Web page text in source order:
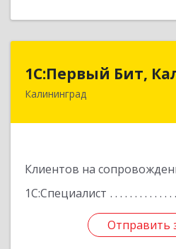
1С:Первый Бит,
Калининград
Клиентов на
1С:Специалист
Отправить
1С:Первый
236006,
Отправить